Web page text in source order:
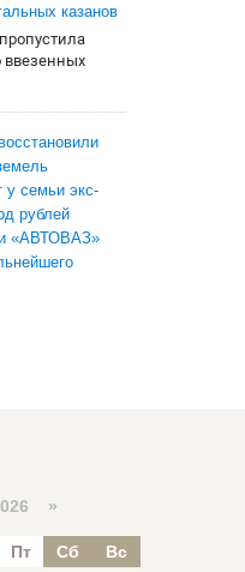
казанов
ввезенных
у семьи экс-
рублей
и «АВТОВАЗ»
»
Пт Сб Вс